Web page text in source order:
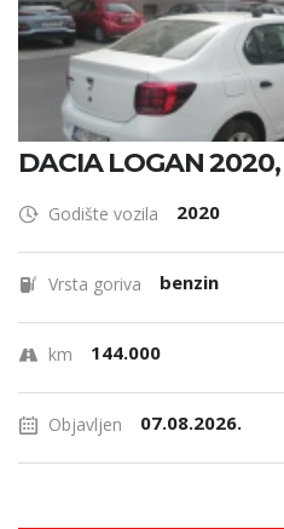
DACIA LOGAN
Godište vozila 2020
Vrsta goriva benzin
km 144.000
Objavljen 07.08.2026.